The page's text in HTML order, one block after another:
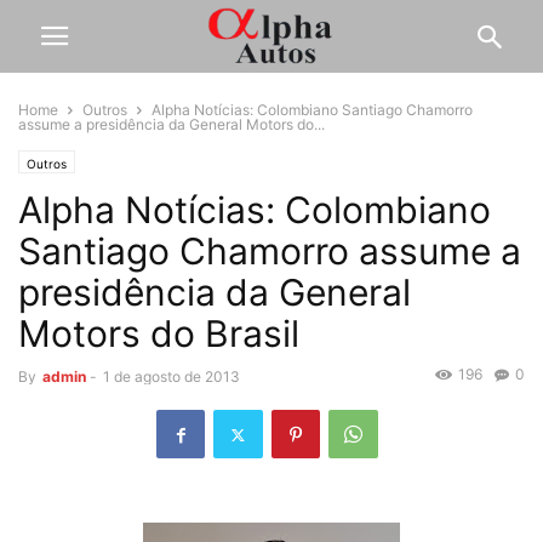
Home Outros
Alpha Notícias: Colombiano Santiago Chamorro
assume a presidência da General Motors do...
Outros
Alpha Notícias: Colombiano
Santiago Chamorro assume a
presidência da General
Motors do Brasil
By admin - 1 de agosto de 2013 0
196